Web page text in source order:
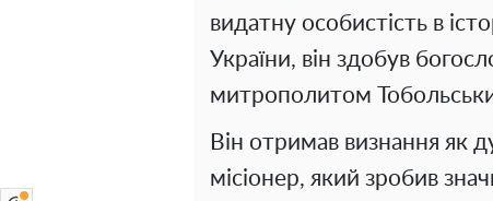
видатну особистість в
України, він здобув
митрополитом
Він отримав визнання як
місіонер, який зробив